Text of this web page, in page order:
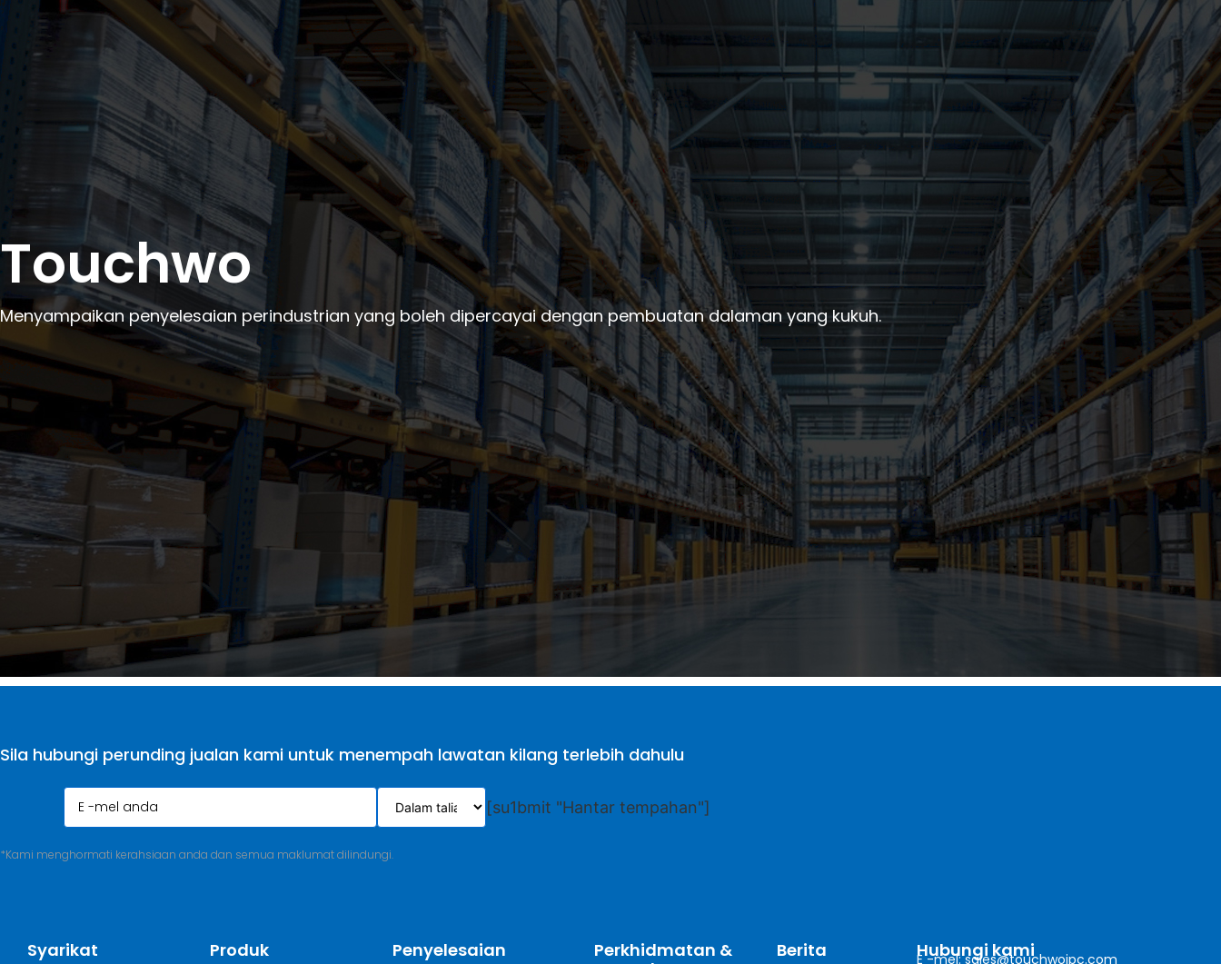
Touchwo
Menyampaikan penyelesaian perindustrian yang boleh dipercayai dengan pembuatan dalaman yang kukuh.
Sila hubungi perunding jualan kami untuk menempah lawatan kilang terlebih dahulu
[su1bmit "Hantar tempahan"]
*Kami menghormati kerahsiaan anda dan semua maklumat dilindungi.
Syarikat Produk Penyelesaian
Perkhidmatan &
Berita Hubungi kami
E -mel: sales@touchwoipc.com